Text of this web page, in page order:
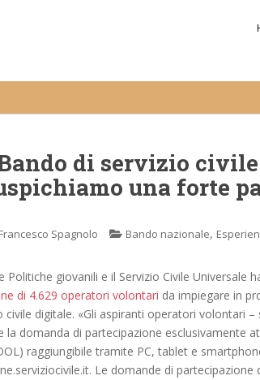
di servizio
una forte
Francesco Spagnolo Bando nazionale,
Politiche giovanili e il Servizio Civile Universale
di 4.629 operatori volontari da impiegare in
civile digitale. «Gli aspiranti operatori volontari
la domanda di partecipazione esclusivamente
raggiungibile tramite PC, tablet e
Le domande di partecipazione